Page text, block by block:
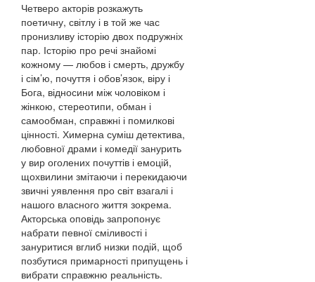
Четверо акторів розкажуть
поетичну, світлу і в той же час
пронизливу історію двох подружніх
пар. Історію про речі знайомі
кожному — любов і смерть, дружбу
і сім’ю, почуття і обов’язок, віру і
Бога, відносини між чоловіком і
жінкою, стереотипи, обман і
самообман, справжні і помилкові
цінності. Химерна суміш детектива,
любовної драми і комедії занурить
у вир оголених почуттів і емоцій,
щохвилини змітаючи і перекидаючи
звичні уявлення про світ взагалі і
нашого власного життя зокрема.
Акторська оповідь запропонує
набрати певної сміливості і
зануритися вглиб низки подій, щоб
позбутися примарності припущень і
вибрати справжню реальність.